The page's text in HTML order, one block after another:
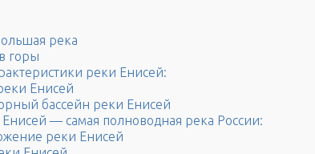
река
горы
реки Енисей:
Енисей
бассейн реки Енисей
— самая полноводная река России:
реки Енисей